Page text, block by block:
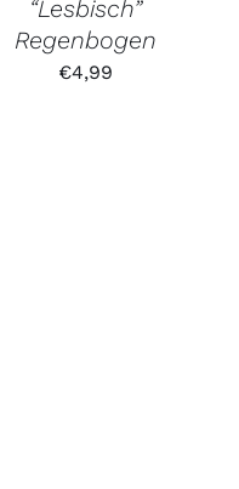
“Lesbisch”
Regenbogen
€4,99